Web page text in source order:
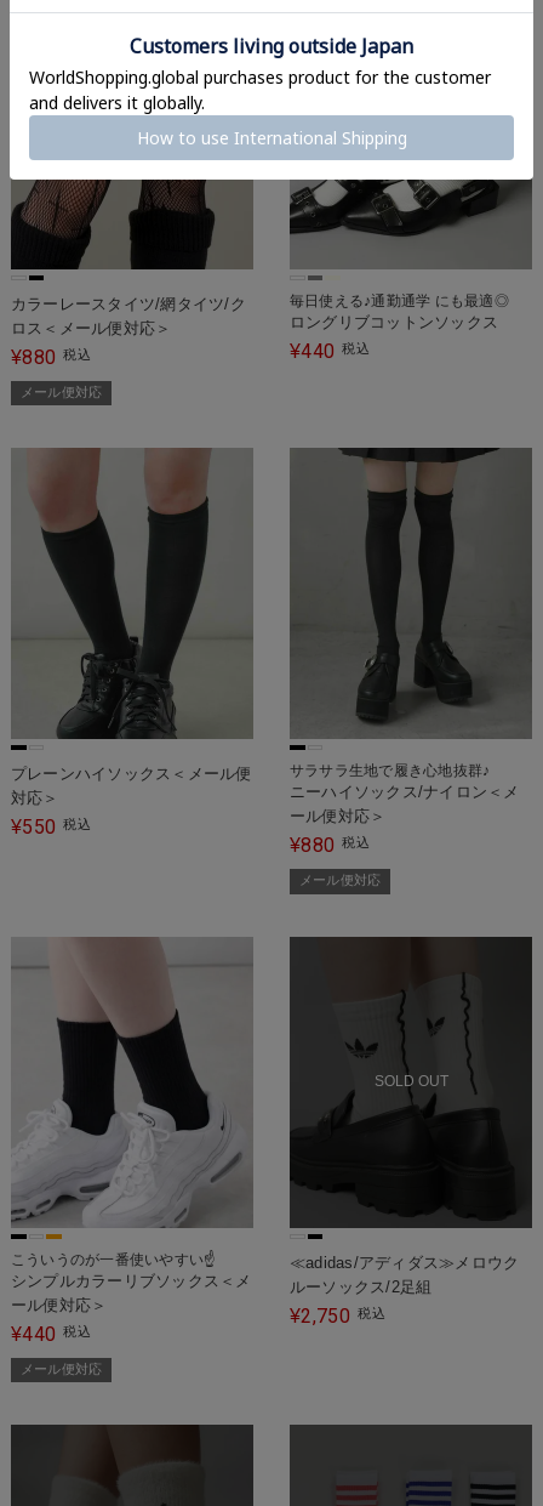
カラーレースタイツ/網タイツ/ク
ロス＜メール便対応＞
¥880 税込
メール便対応
毎日使える♪通勤通学 にも最適◎
ロングリブコットンソックス
¥440 税込
プレーンハイソックス＜メール便
対応＞
¥550 税込
サラサラ生地で履き心地抜群♪
ニーハイソックス/ナイロン＜メ
ール便対応＞
¥880 税込
メール便対応
こういうのが一番使いやすい☝️
シンプルカラーリブソックス＜メ
ール便対応＞
¥440 税込
メール便対応
SOLD OUT
≪adidas/アディダス≫メロウク
ルーソックス/2足組
¥2,750 税込